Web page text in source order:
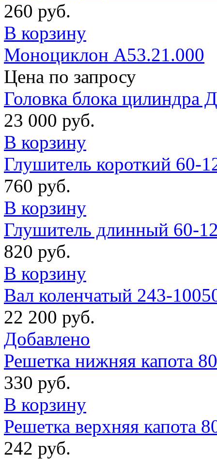
260 руб.
В корзину
Моноциклон А53.21.000
Цена по запросу
Головка блока
23 000 руб.
В корзину
Глушитель короткий 60-
760 руб.
В корзину
Глушитель длинный 60-
820 руб.
В корзину
Вал коленчатый 243-
22 200 руб.
Добавлено
Решетка нижняя капота
330 руб.
В корзину
Решетка верхняя капота
242 руб.